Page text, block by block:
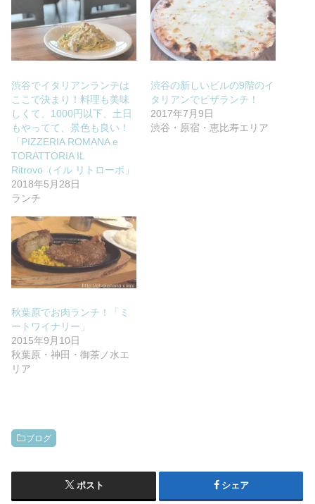
渋谷でイタリアンランチは
ここで決まり！料理も美味
しくて、1000円以下、土日
もやってて、景色も良い！
「PIZZERIA ROMANA e
TORATTORIA IL
Ritrovo（イル リトローボ」
2018年5月28日
ランチ
渋谷の新しいビルの9階のイ
タリアンでピザランチ！
2017年7月9日
渋谷・原宿・恵比寿エリア
秋葉原でお肉ランチ！「ミ
ートワイナリー」
2015年9月10日
秋葉原・神田・御茶ノ水エ
リア
ブログ
ポスト シェア